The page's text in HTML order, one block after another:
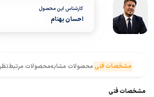
کارشناس این محصول
احسان بهنام
مشخصات فنی محصولات مشابهمحصولات مرتبط
مشخصات فنی